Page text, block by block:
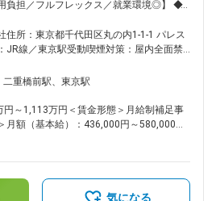
、化学物質などの汚れが部品表面に徐々に
歩留まり低下、生産率の悪化を引き起こす
うしたリスクを未然に防ぐために活用さ
洗浄サービスです。精密洗浄では、部品表
や金属イオン、化学物質など、目視では確
汚れや残留物まで取り除くことが求められ
担／フルフレックス／就業環境◎】 ◆業
販を担当いただきます。本製品はこれから
上げていくフェーズにあり、想定される市
ターゲット・提供価値・販売手法を自ら策
割です。 ＜担当業務項目＞ ・
欧州・米国を中心とした市場開拓／プロモ
発部門と連携した顧客開拓 ・成形メーカ
体、モビリティ等の先端分野への参入 ・
ルリプレイス）需要の獲得 ・国内・海外
完成品メーカーとの関係構築 ◆魅力・
住所：東京都千代田区丸の内1-1-1 パレス
JR線／東京駅受動喫煙対策：屋内全面禁
の定める事業所
重橋前駅、東京駅
円～1,113万円＜賃金形態＞月給制補足事
月額（基本給）：436,000円～580,000円
間外管理監督外となるため 残業代の支給
給：年1回■賞与：年1回（6月）賃金はあ
気になる